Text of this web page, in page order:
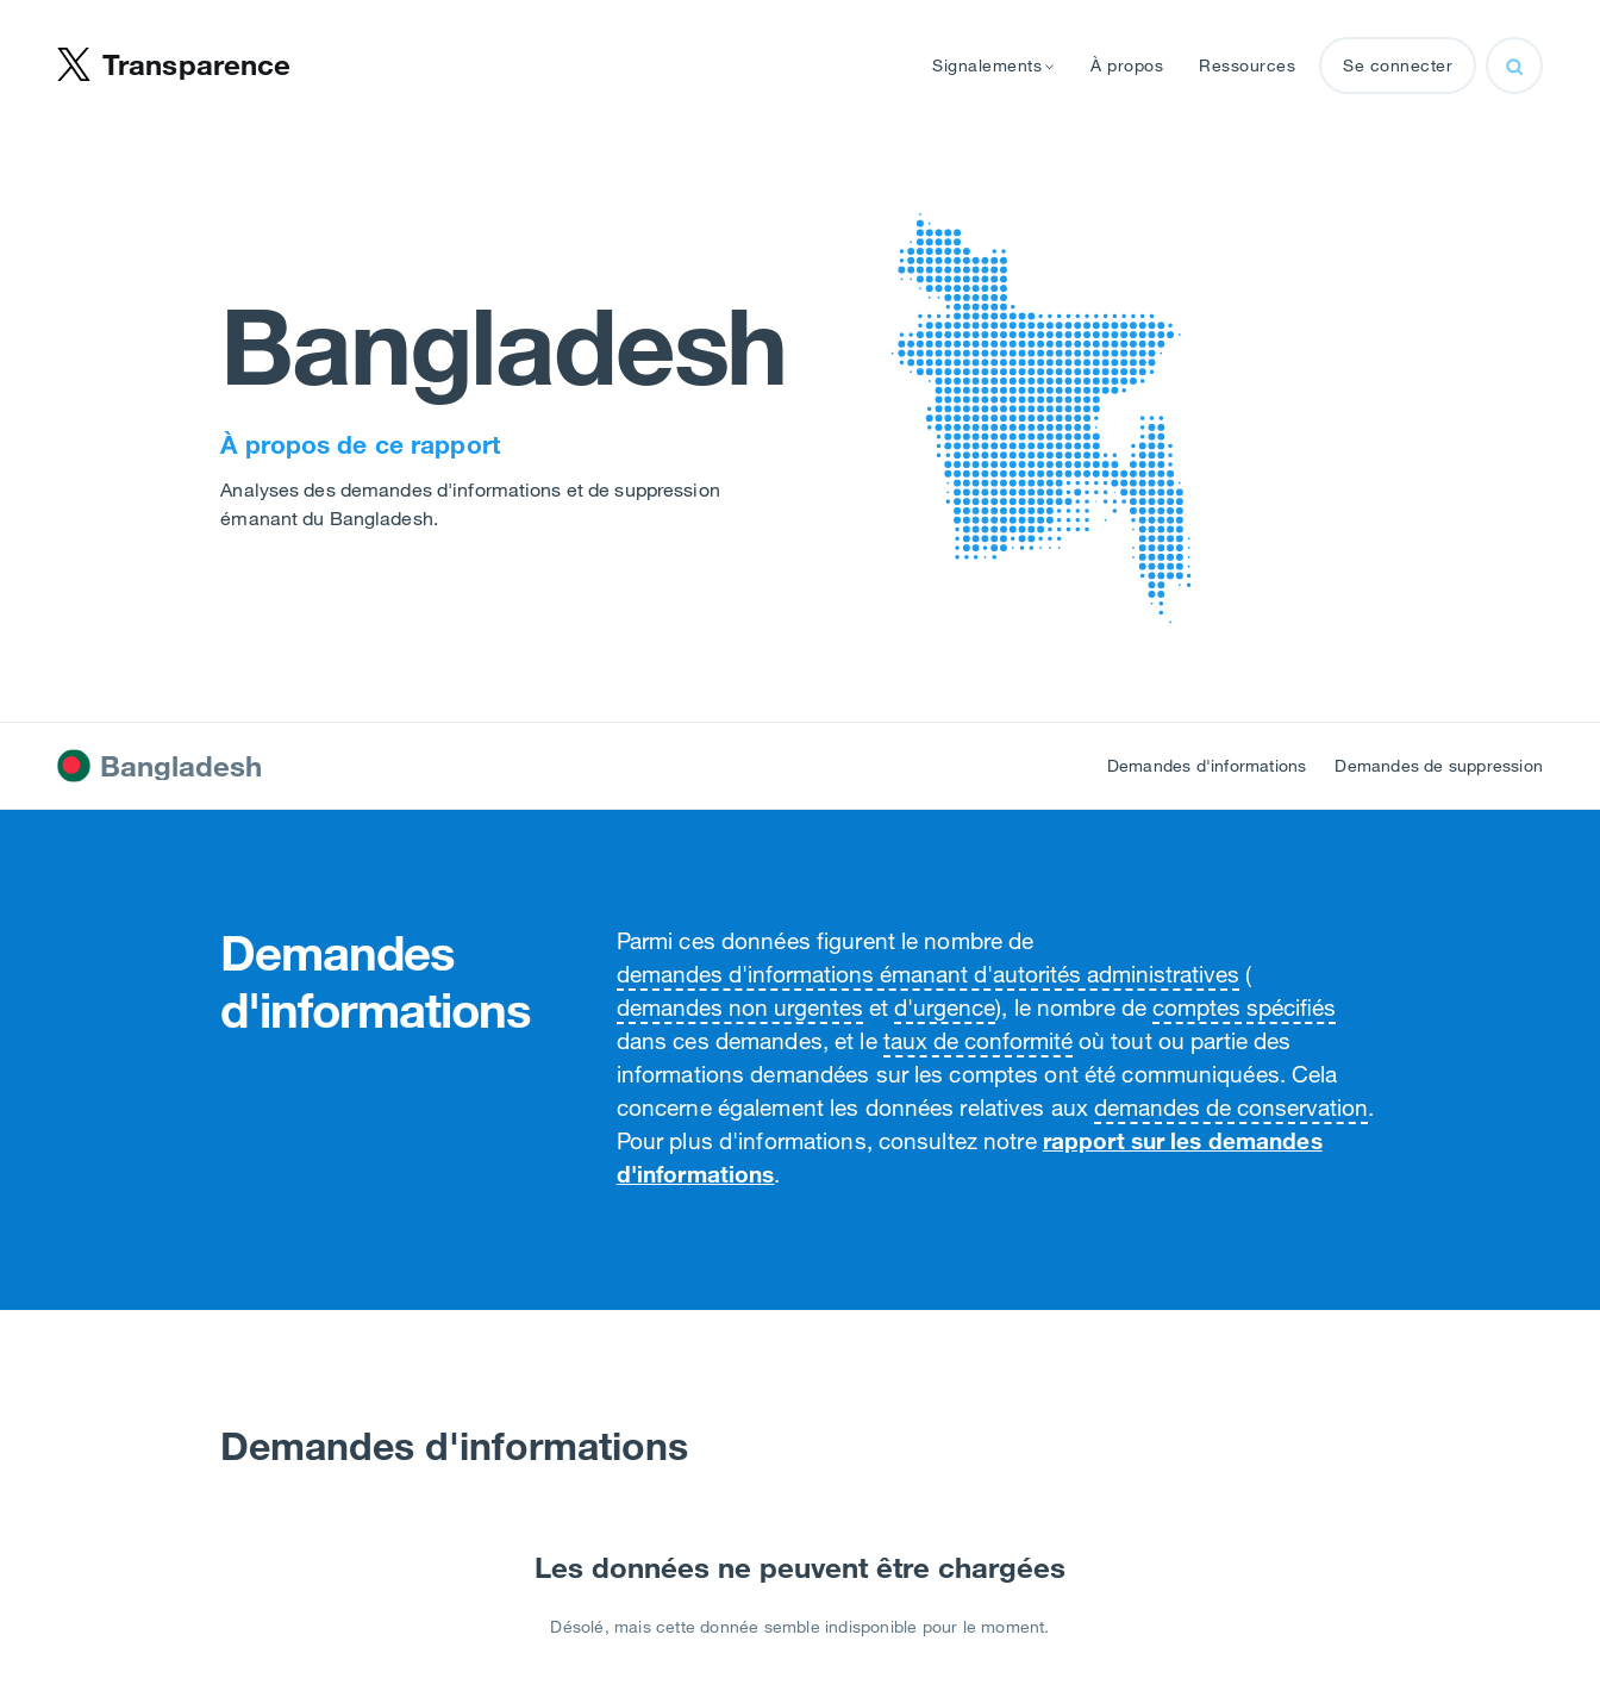
Transparence Signalements À propos Ressources Se connecter
Bangladesh
À propos de ce rapport
Analyses des demandes d'informations et de suppression
émanant du Bangladesh.
Bangladesh Demandes d'informations Demandes de suppression
Demandes
d'informations
Parmi ces données figurent le nombre de
demandes d'informations émanant d'autorités administratives (
demandes non urgentes etd'urgence), le nombre decomptes spécifiés
dans ces demandes, et le taux de conformitéoù tout ou partie des
informations demandées sur les comptes ont été communiquées. Cela
concerne également les données relatives auxdemandes de conservation.
Pour plus d'informations, consultez notre rapport sur les demandes
d'informations.
Demandes d'informations
Les données ne peuvent être chargées
Désolé, mais cette donnée semble indisponible pour le moment.